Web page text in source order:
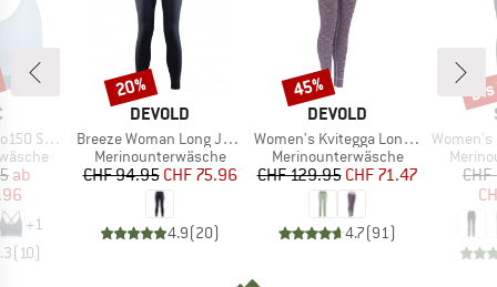
Bra
Preis
ab
+1
( 10)
MARKE
DEVOLD
Artikel
Breeze Woman Long Johns
Produktgruppe
Merinounterwäsche
Preis
CHF 94.95reduzierter Preis
CHF 75.96
4.9(20)
Rabatt
20%
MARKE
DEVOLD
Artikel
Women's Kvitegga Long Johns
Produktgruppe
Merinounterwäsche
Preis
CHF 129.95reduzierter Preis
CHF 71.47
4.7(91)
Rabatt
45%
Artikel
Women's